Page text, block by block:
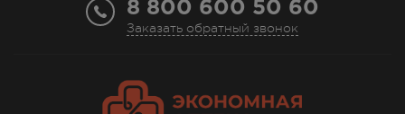
8 800 600 50 60
Заказать обратный звонок